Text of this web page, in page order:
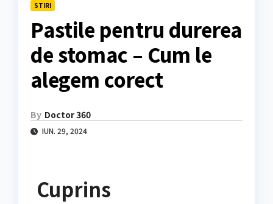
STIRI
Pastile pentru durerea
de stomac – Cum le
alegem corect
By Doctor 360
IUN. 29, 2024
Cuprins